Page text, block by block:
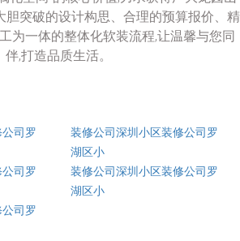
胆突破的设计构思、合理的预算报价、精
为一体的整体化软装流程,让温馨与您同
伴,打造品质生活。
司罗
装修公司深圳小区装修公司罗
湖区小
司罗
装修公司深圳小区装修公司罗
湖区小
司罗